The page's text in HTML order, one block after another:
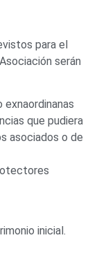
para el
serán
que pudiera
asociados o de
inicial.